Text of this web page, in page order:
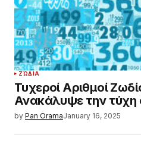
ΖΏΔΙΑ
Τυχεροί Αριθμοί
Ανακάλυψε την τύχη
by Pan OramaJanuary 16, 2025